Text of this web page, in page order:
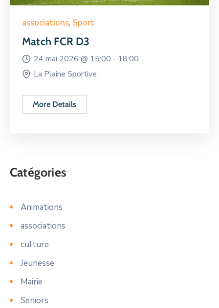
associations, Sport
Match FCR D3
24 mai 2026 @ 15:00 - 18:00
La Plaine Sportive
More Details
Catégories
Animations
associations
culture
Jeunesse
Mairie
Seniors